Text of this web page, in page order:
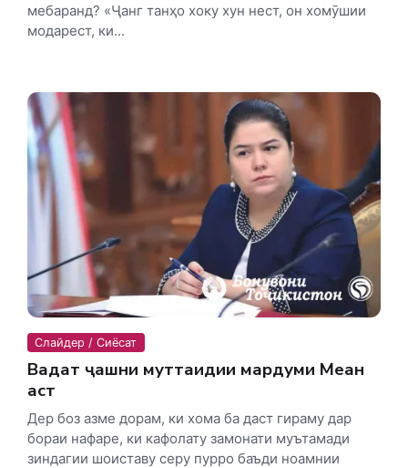
мебаранд? «Ҷанг танҳо хоку хун нест, он хомӯшии
модарест, ки...
Слайдер / Сиёсат
Ваҳдат ҷашни муттаҳидии мардуми Меҳан
аст
Дер боз азме дорам, ки хома ба даст гираму дар
бораи нафаре, ки кафолату замонати муътамади
зиндагии шоиставу серу пурро баъди ноамнии